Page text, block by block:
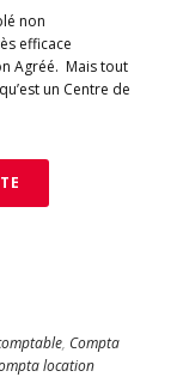
non
efficace
Agréé. Mais tout
un Centre de
, Compta
location